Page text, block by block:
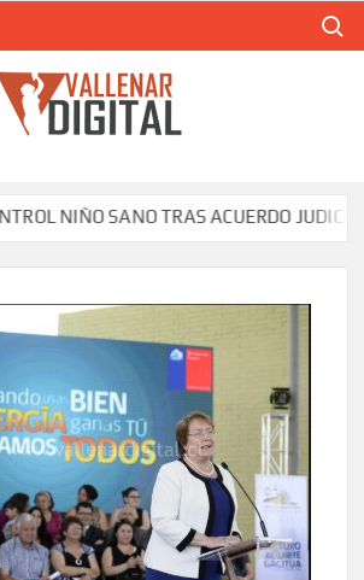
SANO TRAS ACUERDO JUDICIAL